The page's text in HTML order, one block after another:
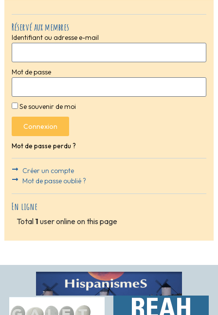
Réservé aux membres
Identifiant ou adresse e-mail
Mot de passe
Se souvenir de moi
Connexion
Mot de passe perdu ?
Créer un compte
Mot de passe oublié ?
En ligne
Total 1 user online on this page